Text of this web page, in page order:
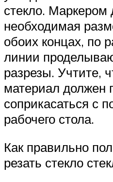
стекло. Маркером
необходимая
обоих концах, по
линии
разрезы. Учтите,
материал должен
соприкасаться с
рабочего стола.
Как правильно
резать стекло